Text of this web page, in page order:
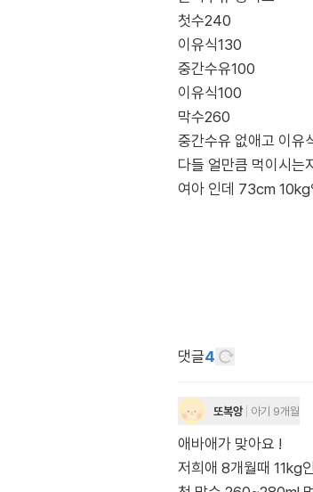
첫수240
이유식130
중간수유100
이유식100
막수260
중간수유 없애고 이유
다들 얼만큼 먹이시는
여아 인데 73cm 10kg
댓글4
또복앙 아기 9개월
애바애가 맞아요 !
저희애 8개월때 11kg